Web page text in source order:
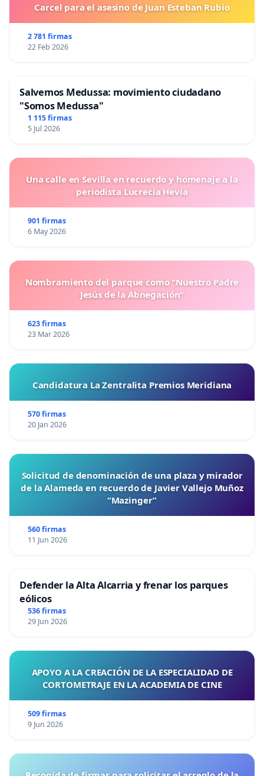
Carcel para el asesino de Juan Esteban Rubio
2 781 firmas
22 Feb 2026
Salvemos Medussa: movimiento ciudadano
"Somos Medussa"
1 115 firmas
5 Jul 2026
Una calle en Sevilla en recuerdo y homenaje a la
periodista Lucrecia Hevia
901 firmas
6 May 2026
Nombramiento del parque como "Nuestro Padre
Jesús de la Abnegación"
623 firmas
23 Mar 2026
Candidatura La Zentralita Premios Meridiana
570 firmas
20 Jan 2026
Solicitud de denominación de una plaza y mirador
de la Alameda en recuerdo de Javier Vallejo Muñoz
“Mazinger”
560 firmas
11 Jun 2026
Defender la Alta Alcarria y frenar los parques
eólicos
536 firmas
29 Jun 2026
APOYO A LA CREACIÓN DE LA ESPECIALIDAD DE
CORTOMETRAJE EN LA ACADEMIA DE CINE
509 firmas
9 Jun 2026